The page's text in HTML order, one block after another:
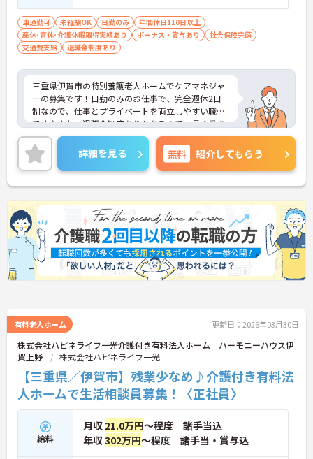
車通勤可 未経験OK 日勤のみ
年間休日110日以上
産休･育休･介護休暇取得実績あり
ボーナス・賞与あり
社会保険完備
交通費支給
退職金制度あり
三重県伊賀市の特別養護老人ホームでケアマネジャ
ーの募集です！日勤のみのお仕事で、完全週休2日
制なので、仕事とプライベートを両立しやすい職場
です♪また、退職金制度ありもあるので、長く働き
やすい環境が整っています◎ご興味のある方は、面
接ポイントをお伝えしますので、お気軽にご連絡く
ださい。
詳細を見る 無料 紹介してもらう
有料老人ホーム 更新日：2026年03月30日
株式会社ハピネライフ一光介護付き有料法人ホーム ハーモニーハウス伊
賀上野
株式会社ハピネライフ一光
【三重県／伊賀市】残業少なめ♪介護付き有料法
人ホームで生活相談員募集！〈正社員〉
給料
月収 21.0万円～程度 諸手当込
年収302万円～程度 諸手当・賞与込